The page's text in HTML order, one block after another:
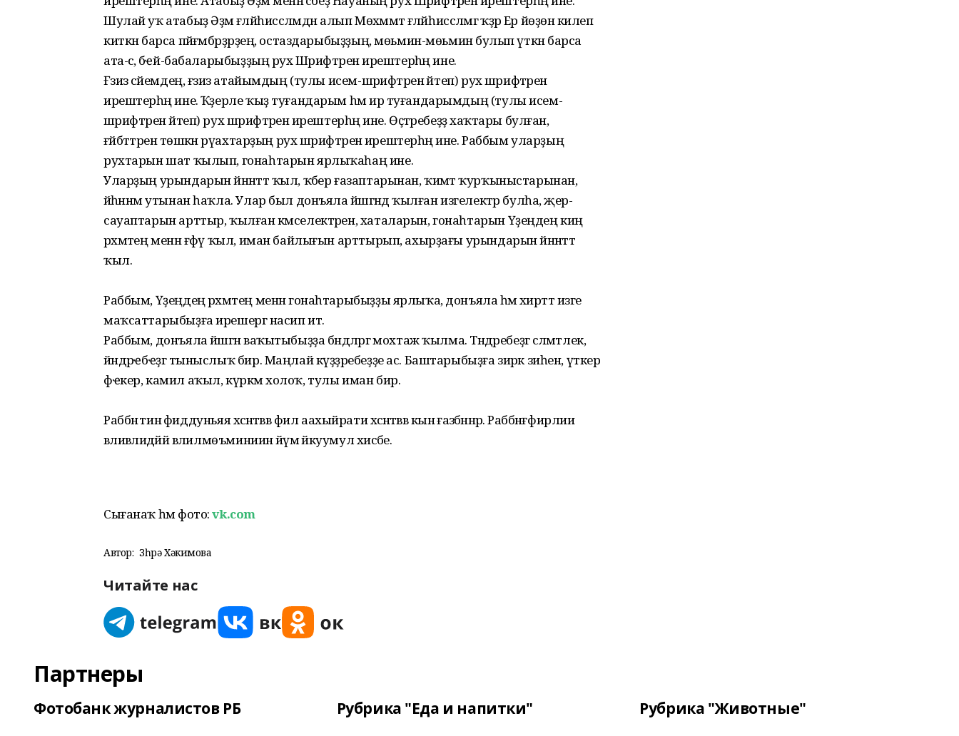
Шулай уҡ атабыҙ Әҙәм ғәләйһиссәләмдән алып Мөхәммәт ғәләйһиссәләмгә ҡәҙәр Ер йөҙөнә килеп
киткән барса пәйғәмбәрҙәрҙең, остаздарыбыҙҙың, мөьмин-мөьминә булып үткән барса
ата-әсә, әбҽй-бабаларыбыҙҙың рух Шәрифтәренә ирештерһәң ине.
Ғәзиз әсәйемдең, ғәзиз атайымдың (тулы исем-шәрифтәрен әйтеп) рух шәрифтәренә
ирештерһәң ине. Ҡәҙерле ҡыҙ туғандарым һәм ир туғандарымдың (тулы исем-
шәрифтәрен әйтеп) рух шәрифтәренә ирештерһәң ине. Өҫтәребеҙҙә хаҡтары булған,
ғәйбәттәренә төшкән әрүахтарҙың рух шәрифтәренә ирештерһәң ине. Раббым уларҙың
рухтарын шат ҡылып, гонаһтарын ярлыҡаһаң ине.
Уларҙың урындарын йәннәттә ҡыл, ҡәбер ғазаптарынан, ҡиәмәт ҡурҡыныстарынан,
йәһәннәм утынан һаҡла. Улар был донъяла йәшәгәндә ҡылған изгелектәр булһа, әҗер-
сауаптарын арттыр, ҡылған кәмселектәрен, хаталарын, гонаһтарын Үҙеңдең киң
рәхмәтең менән ғәфү ҡыл, иман байлығын арттырып, ахырҙағы урындарын йәннәттә
ҡыл.
Раббым, Үҙеңдең рәхмәтең менән гонаһтарыбыҙҙы ярлыҡа, донъяла һәм әхирәттә изге
маҡсаттарыбыҙға ирешергә насип ит.
Раббым, донъяла йәшәгән ваҡытыбыҙҙа бәндәләргә мохтаж ҡылма. Тәндәребеҙгә сәләмәтлек,
йәндәрҽбҽҙгә тыныслыҡ бир. Маңлай күҙҙәребеҙҙе ас. Баштарыбыҙға зирәк зиһен, үткер
фҽкер, камил аҡыл, күркәм холоҡ, тулы иман бир.
Раббәнәә әәтинәә фиддуньяя хәсәнәтәввә фил аахыйрати хәсәнәтәввә кынәә ғазәәбәннәәр. Раббәнәғфирлии
вәливәәлидәййә вәлилмөъминиинә йәүмә йәкуумул хисәәбе.
Сығанаҡ һәм фото:vk.com
Автор: Зөһрә Хәкимова
Читайте нас
Партнеры
Фотобанк журналистов РБ Рубрика "Еда и напитки" Рубрика "Животные"